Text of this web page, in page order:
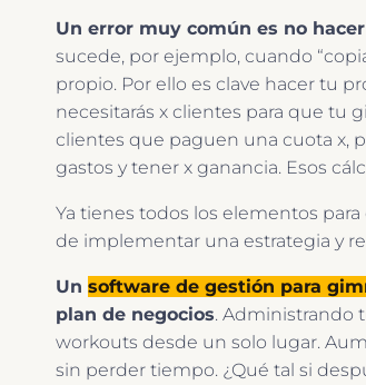
Un error muy común es no
sucede, por ejemplo, cuando
propio. Por ello es clave hacer tu
necesitarás x clientes para que tu
clientes que paguen una cuota x,
gastos y tener x ganancia. Esos
Ya tienes todos los elementos
de implementar una estrategia y
Un software de gestión para
plan de negocios. Administrando
workouts desde un solo lugar.
sin perder tiempo. ¿Qué tal si